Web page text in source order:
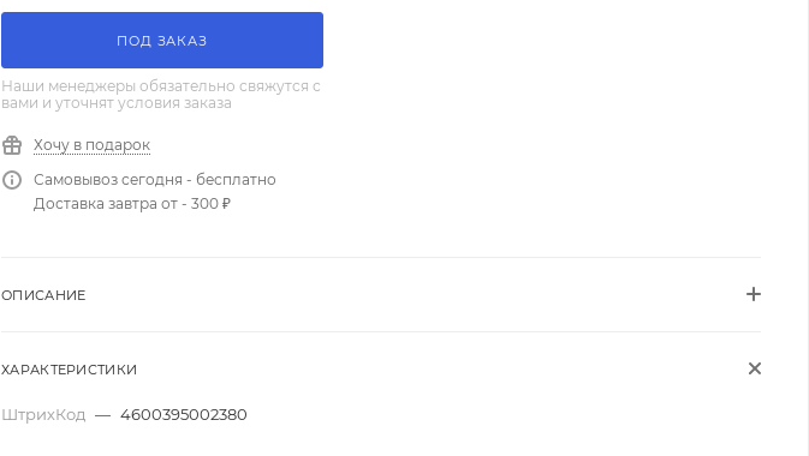
ПОД ЗАКАЗ
Наши менеджеры обязательно свяжутся с
вами и уточнят условия заказа
Хочу в подарок
Самовывоз сегодня - бесплатно
Доставка завтра от - 300 ₽
ОПИСАНИЕ
ХАРАКТЕРИСТИКИ
ШтрихКод — 4600395002380